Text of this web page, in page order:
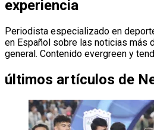
experiencia
Periodista especializado en
en Español sobre las noticias más
general. Contenido evergreen y
últimos artículos de